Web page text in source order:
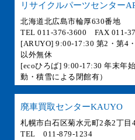
リサイクルパーツセンター
北海道北広島市輪厚630番地
TEL 011-376-3600 FAX 011-
[ARUYO] 9:00-17:30 第2・第4
以外無休
[ecoひろば] 9:00-17:30 年末年
動・積雪による閉館有）
廃車買取センターKAUYO
札幌市白石区菊水元町2条2丁目
TEL 011-879-1234